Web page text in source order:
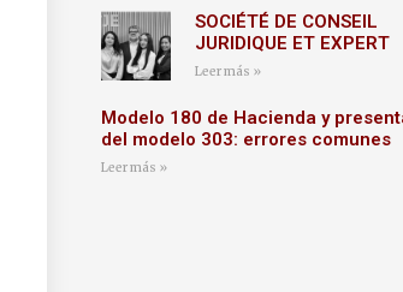
SOCIÉTÉ DE CONSEIL
JURIDIQUE ET EXPERT
Leer más »
Modelo 180 de Hacienda y
del modelo 303: errores comunes
Leer más »